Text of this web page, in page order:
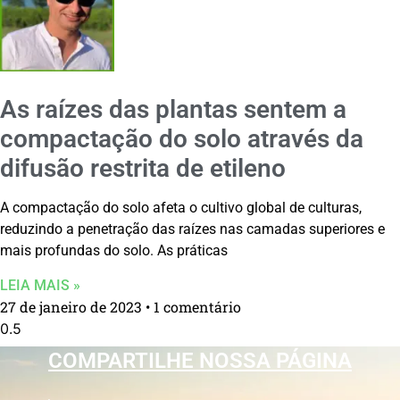
As raízes das plantas sentem a
compactação do solo através da
difusão restrita de etileno
A compactação do solo afeta o cultivo global de culturas,
reduzindo a penetração das raízes nas camadas superiores e
mais profundas do solo. As práticas
LEIA MAIS »
27 de janeiro de 2023 1 comentário
COMPARTILHE NOSSA PÁGINA